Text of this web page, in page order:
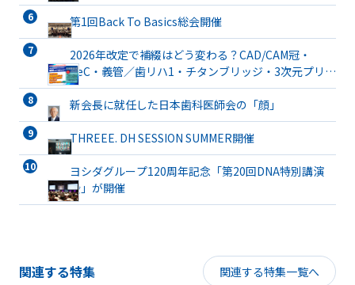
第1回Back To Basics総会開催
2026年改定で補綴はどう変わる？CAD/CAM冠・
TeC・義管／歯リハ1・チタンブリッジ・3次元プリン
ト有床義歯まで詳解
新会長に就任した日本歯科医師会の「顔」
THREEE. DH SESSION SUMMER開催
ヨシダグループ120周年記念「第20回DNA特別講演
会」が開催
関連する特集 関連する特集一覧へ